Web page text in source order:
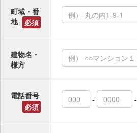
町域・番
地
必須
建物名・
様方
電話番号
必須
- -